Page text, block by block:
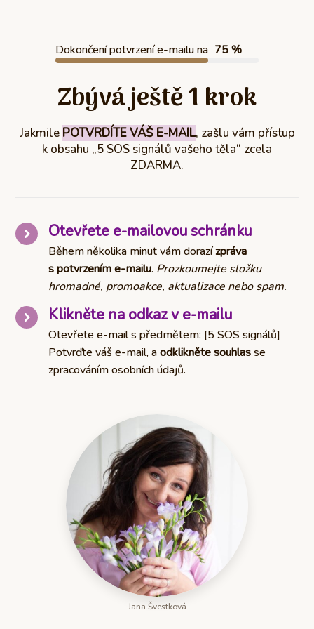
Dokončení potvrzení e-mailu na 75 %
Zbývá ještě 1 krok
Jakmile POTVRDÍTE VÁŠ E-MAIL, zašlu vám přístup
k obsahu „5 SOS signálů vašeho těla“ zcela
ZDARMA.
Otevřete e-mailovou schránku
Během několika minut vám dorazízpráva
s potvrzením e-mailu. Prozkoumejte složku
hromadné, promoakce, aktualizace nebo spam.
Klikněte na odkaz v e-mailu
Otevřete e-mail s předmětem: [5 SOS signálů]
Potvrďte váš e-mail, aodklikněte souhlasse
zpracováním osobních údajů.
Jana Švestková